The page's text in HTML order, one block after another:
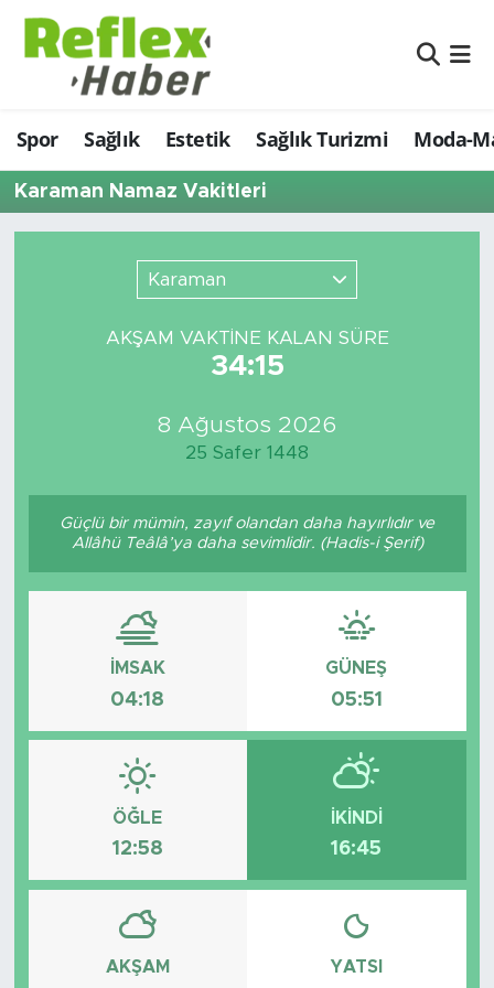
Spor Sağlık Estetik Sağlık Turizmi Moda-
Karaman Namaz Vakitleri
Karaman
AKŞAM VAKTİNE KALAN SÜRE
34:15
8 Ağustos 2026
25 Safer 1448
Güçlü bir mümin, zayıf olandan daha hayırlıdır ve
Allâhü Teâlâ’ya daha sevimlidir. (Hadis-i Şerif)
İMSAK
04:18
GÜNEŞ
05:51
ÖĞLE
12:58
İKINDI
16:45
AKŞAM YATSI
Eğitim
Estetik
Firmalardan
Moda-Magazin-Eğlence
Sanat
Spor
Teknoloji
Nöbetçi Eczaneler
Hava Durumu
Namaz Vakitleri
Son Dakika Haberleri